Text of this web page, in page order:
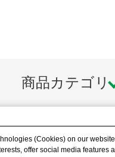
ント（穴）
使用して、「
商品カテゴリ
(Cookies) on our
offer social media features